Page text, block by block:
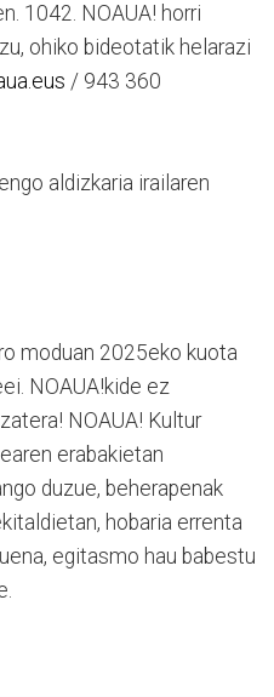
1042. NOAUA! horri
ohiko bideotatik helarazi
/ 943 360
aldizkaria irailaren
moduan 2025eko kuota
NOAUA!kide ez
NOAUA! Kultur
erabakietan
duzue, beherapenak
hobaria errenta
egitasmo hau babestu